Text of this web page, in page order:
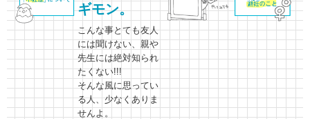
ギモン。
こんな事とても友人
には聞けない、親や
先生には絶対知られ
たくない!!!
そんな風に思ってい
る人、少なくありま
せんよ。